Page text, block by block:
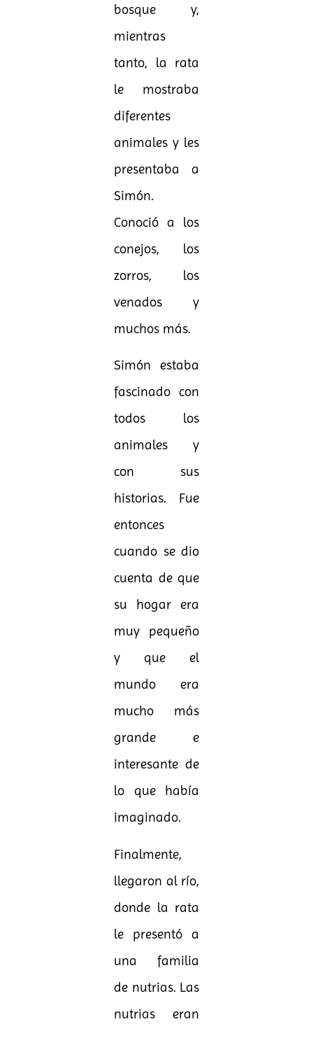
bosque y,
mientras
tanto, la rata
le mostraba
diferentes
animales y les
presentaba a
Simón.
Conoció a los
conejos, los
zorros, los
venados y
muchos más.
Simón estaba
fascinado con
todos los
animales y
con sus
historias. Fue
entonces
cuando se dio
cuenta de que
su hogar era
muy pequeño
y que el
mundo era
mucho más
grande e
interesante de
lo que había
imaginado.
Finalmente,
llegaron al río,
donde la rata
le presentó a
una familia
de nutrias. Las
nutrias eran